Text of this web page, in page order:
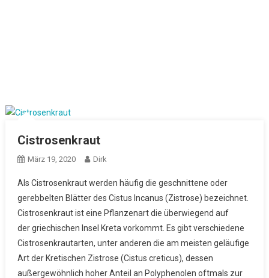
Cistrosenkraut
März 19, 2020 Dirk
Als Cistrosenkraut werden häufig die geschnittene oder
gerebbelten Blätter des Cistus Incanus (Zistrose) bezeichnet.
Cistrosenkraut ist eine Pflanzenart die überwiegend auf
der griechischen Insel Kreta vorkommt. Es gibt verschiedene
Cistrosenkrautarten, unter anderen die am meisten geläufige
Art der Kretischen Zistrose (Cistus creticus), dessen
außergewöhnlich hoher Anteil an Polyphenolen oftmals zur